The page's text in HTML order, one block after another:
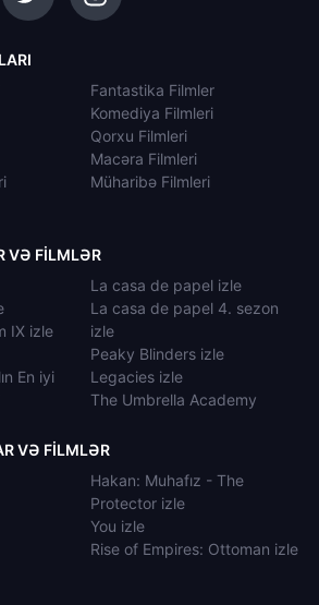
Fantastika Filmler
Komediya Filmleri
Qorxu Filmleri
Macəra Filmleri
Müharibə Filmleri
VƏ FILMLƏR
IX izle
En iyi
La casa de papel izle
La casa de papel 4. sezon
izle
Peaky Blinders izle
Legacies izle
The Umbrella Academy
VƏ FILMLƏR
Hakan: Muhafız - The
Protector izle
You izle
Rise of Empires: Ottoman izle